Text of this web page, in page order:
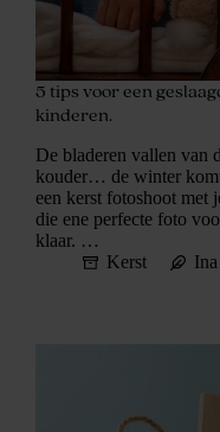
5 tips voor een
kinderen.
De bladeren vallen van
kouder… de winter
een kerst fotoshoot met
die ene perfecte foto
klaar. …
Kerst
Ina